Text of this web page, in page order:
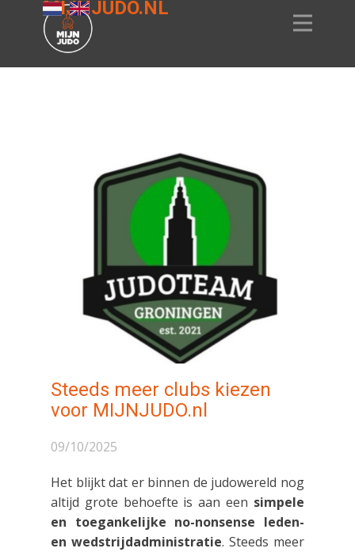
MIJNJUDO.NL
Steeds meer clubs kiezen
voor MIJNJUDO.nl
09/10/2025
Het blijkt dat er binnen de judowereld nog
altijd grote behoefte is aan een simpele
en toegankelijke no-nonsense leden-
en wedstrijdadministratie. Steeds meer